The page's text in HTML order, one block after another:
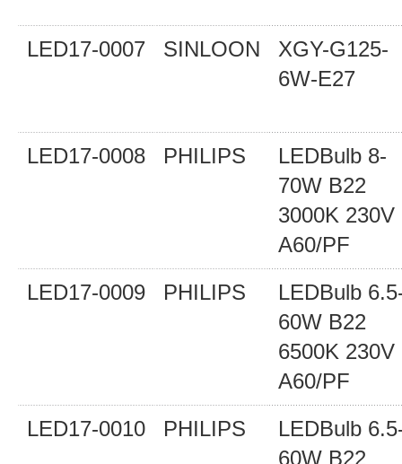
LED17-0007 SINLOON
XGY-G125-
6W-E27
LED17-0008 PHILIPS
LEDBulb 8-
70W B22
3000K 230V
A60/PF
LED17-0009 PHILIPS
LEDBulb
60W B22
6500K 230V
A60/PF
LED17-0010 PHILIPS
LEDBulb
60W B22